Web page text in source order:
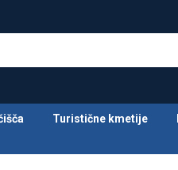
Turistične kmetije